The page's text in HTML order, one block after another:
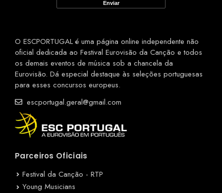
O ESCPORTUGAL é uma página online independente não
oficial dedicada ao Festival Eurovisão da Canção e todos
os demais eventos de música sob a chancela da
Eurovisão. Dá especial destaque às seleções portuguesas
para esses concursos europeus.
escportugal.geral@gmail.com
Parceiros Oficiais
Festival da Canção - RTP
Young Musicians